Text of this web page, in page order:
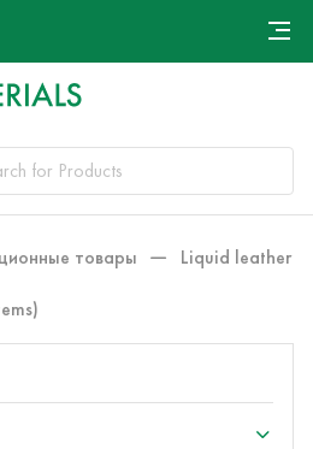
Payment and Delivery
Contacts
товары Liquid leather